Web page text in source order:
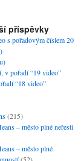
příspěvky
s pořadovým číslem 20
v pořadí “19 video”
“18 video”
(215)
– město plné neřestí
– město plné